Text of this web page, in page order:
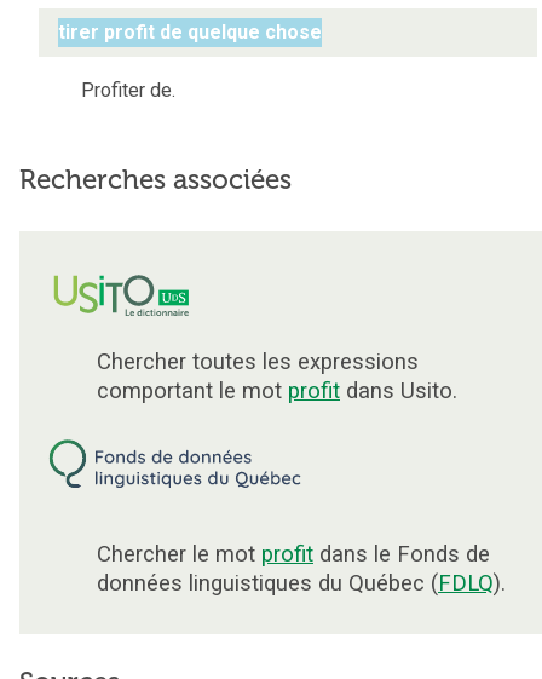
tirer profit de quelque chose
Profiter de.
Recherches associées
Chercher toutes les expressions
comportant le mot profit dans Usito.
Chercher le mot profit dans le Fonds de
données linguistiques du Québec (FDLQ).